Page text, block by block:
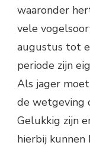
waaronder
vele
augustus tot
periode zijn
Als jager
de wetgeving
Gelukkig zijn
hierbij kunnen